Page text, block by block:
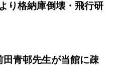
り格納庫倒壊・飛行研
青邨先生が当館に疎